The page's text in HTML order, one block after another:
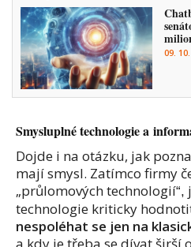
09.
Smysluplné technologie a
Dojde i na otázku, jak
mají smysl. Zatímco firmy
„průlomových technologií“,
technologie kriticky
nespoléhat se jen na
a kdy je třeba se dívat širší